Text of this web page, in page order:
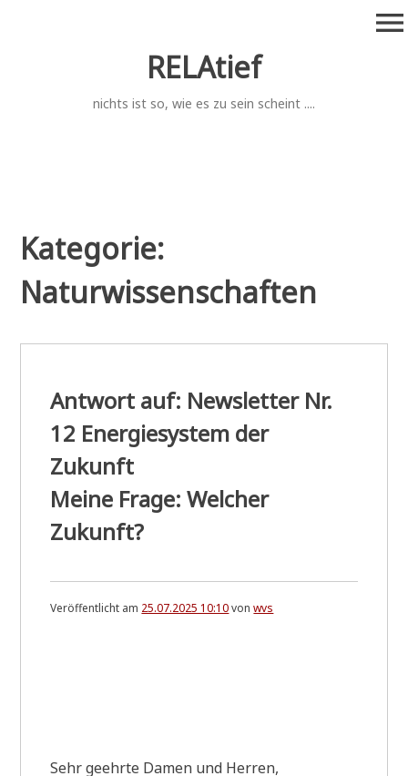
RELAtief
nichts ist so, wie es zu sein scheint ....
menu
Kategorie:
Naturwissenschaften
Antwort auf: Newsletter Nr.
12 Energiesystem der
Zukunft
Meine Frage: Welcher
Zukunft?
Veröffentlicht am 25.07.2025 10:10vonwvs
Sehr geehr­te Damen und Herren,